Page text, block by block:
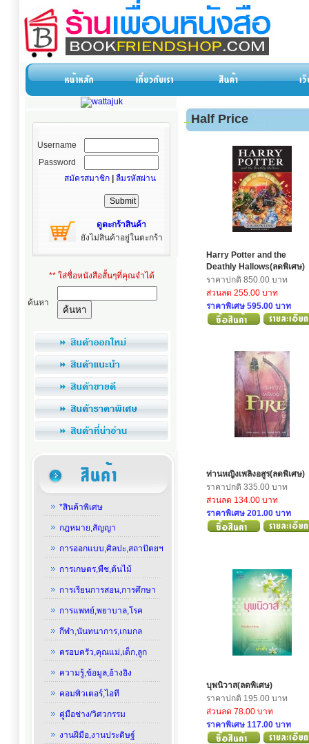
Username
Password
สมัครสมาชิก
ลืมรหัสผ่าน
ดูตะกร้าสินค้า
ยังไม่สินค้าอยู่ในตะกร้า
** ใส่ชื่อหนังสือสั้นๆที่คุณจำได้
ค้นหา
*สินค้าพิเศษ
กฎหมาย,สัญญา
การออกแบบ,ศิลปะ,สถาปัตยฯ
การเกษตร,พืช,ต้นไม้
การเรียนการสอน,การศึกษา
การแพทย์,พยาบาล,โรค
กีฬา,นันทนาการ,เกมกล
ครอบครัว,คุณแม่,เด็ก,ลูก
ความรู้,ข้อมูล,อ้างอิง
คอมพิวเตอร์,ไอที
คู่มือช่าง/วิศวกรรม
งานฝีมือ,งานประดิษฐ์
Half Price
Harry Potter and the
Deathly Hallows(ลดพิเศษ)
ราคาปกติ 850.00 บาท
ส่วนลด 255.00 บาท
ราคาพิเศษ 595.00 บาท
ท่านหญิงเพลิงอสูร(ลดพิเศษ)
ราคาปกติ 335.00 บาท
ส่วนลด 134.00 บาท
ราคาพิเศษ 201.00 บาท
บุพนิวาส(ลดพิเศษ)
ราคาปกติ 195.00 บาท
ส่วนลด 78.00 บาท
ราคาพิเศษ 117.00 บาท